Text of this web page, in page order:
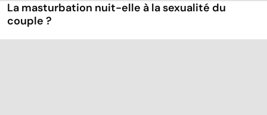
La masturbation nuit-elle à la sexualité du
couple ?